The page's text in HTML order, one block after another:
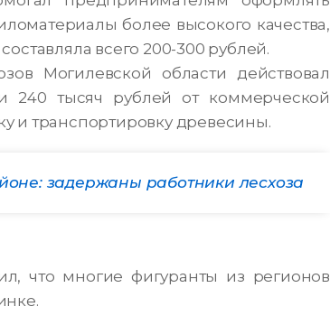
более высокого качества,
всего 200-300 рублей.
Могилевской области действовал
240 тысяч рублей от коммерческой
и транспортировку древесины.
задержаны работники лесхоза
что многие фигуранты из регионов